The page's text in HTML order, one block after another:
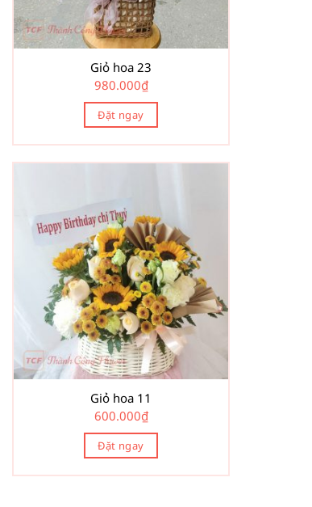
Giỏ hoa 23
980.000₫
Đặt ngay
Giỏ hoa 11
600.000₫
Đặt ngay